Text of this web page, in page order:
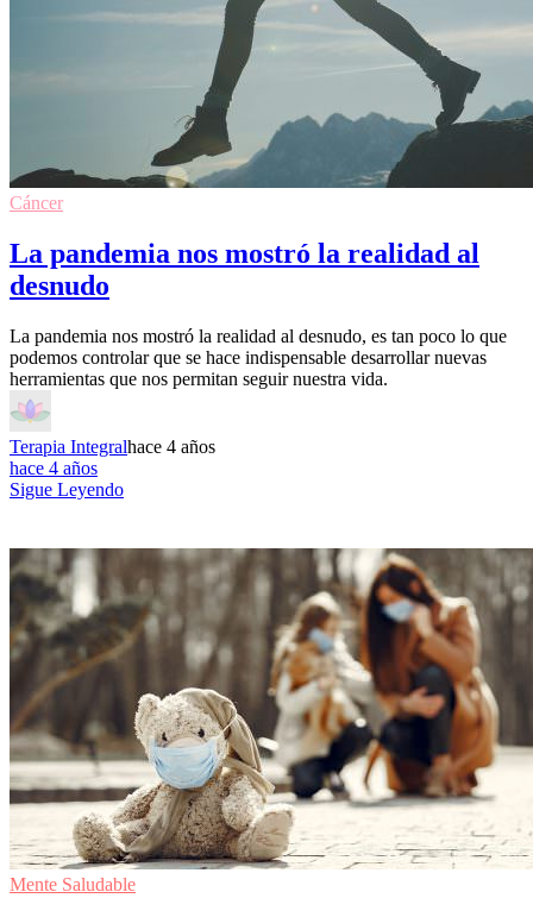
Cáncer
La pandemia nos mostró la realidad al
desnudo
La pandemia nos mostró la realidad al desnudo, es tan poco lo que
podemos controlar que se hace indispensable desarrollar nuevas
herramientas que nos permitan seguir nuestra vida.
Terapia Integralhace 4 años
hace 4 años
Sigue Leyendo
Mente Saludable